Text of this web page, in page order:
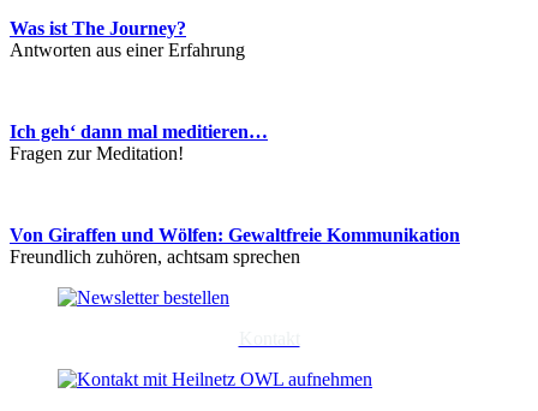
Was ist The Journey?
Antworten aus einer Erfahrung
Ich geh‘ dann mal meditieren…
Fragen zur Meditation!
Von Giraffen und Wölfen: Gewaltfreie Kommunikation
Freundlich zuhören, achtsam sprechen